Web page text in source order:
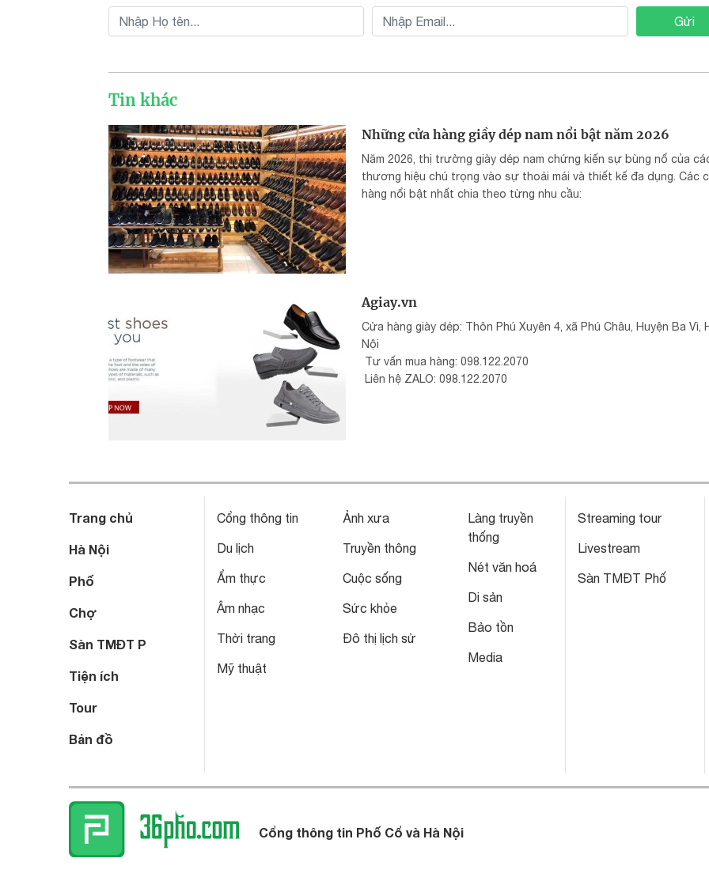
Gửi
Tin khác
Những cửa hàng giầy dép nam nổi bật năm 2026
Năm 2026, thị trường giày dép nam chứng kiến sự bùng nổ của
thương hiệu chú trọng vào sự thoải mái và thiết kế đa dụng. Các
hàng nổi bật nhất chia theo từng nhu cầu:
Agiay.vn
Cửa hàng giày dép: Thôn Phú Xuyên 4, xã Phú Châu, Huyện Ba Vì,
Nội
Tư vấn mua hàng: 098.122.2070
Liên hệ ZALO: 098.122.2070
Trang chủ
Hà Nội
Phố
Chợ
Sàn TMĐT P
Tiện ích
Tour
Bản đồ
Cổng thông tin
Du lịch
Ẩm thực
Âm nhạc
Thời trang
Mỹ thuật
Ảnh xưa
Truyền thông
Cuộc sống
Sức khỏe
Đô thị lịch sử
Làng truyền
thống
Nét văn hoá
Di sản
Bảo tồn
Media
Streaming tour
Livestream
Sàn TMĐT Phố
Cổng thông tin Phố Cổ và Hà Nội